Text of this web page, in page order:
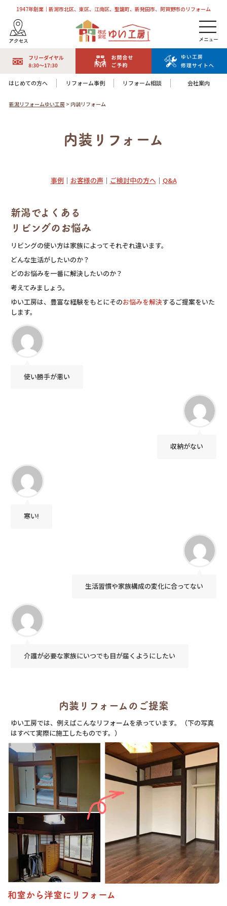
1947年創業｜新潟市北区、東区、江南区、聖籠町、新発田市、阿賀野市のリフォーム
はじめての方へ リフォーム事例 リフォーム相談 会社案内
新潟リフォームゆい工房> 内装リフォーム
内装リフォーム
事例｜ お客様の声 ｜ ご検討中の方へ｜ Q&A
新潟でよくある
リビングのお悩み
リビングの使い方は家族によってそれぞれ違います。
どんな生活がしたいのか？
どのお悩みを一番に解決したいのか？
考えてみましょう。
ゆい工房は、豊富な経験をもとにそのお悩みを解決するご提案をいた
します。
使い勝手が悪い
収納がない
寒い!
生活習慣や家族構成の変化に合ってない
介護が必要な家族にいつでも目が届くようにしたい
内装リフォームのご提案
ゆい工房では、例えばこんなリフォームを承っています。（下の写真
はすべて実際に施工したものです。）
和室から洋室にリフォーム